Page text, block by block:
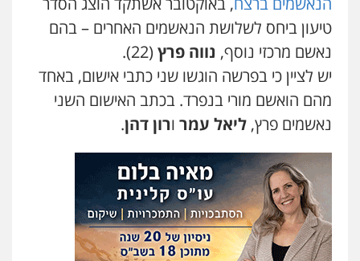
עו"ד אילן אלימלך
תעבורה
0522992110
עו"ד שאדי נאטור
פלילי פשיעה חמורה מעצרים וחקירות
0509230800
גיל דביר – משרד עורכי דין
פלילי פשיעה כלכלית צווארון לבן
0506217771
טיעון ביחס לשלושת הנאשמים האחרים – בהם
נאשם מרכזי נוסף, נווה פרץ (22).
יש לציין כי בפרשה הוגשו שני כתבי אישום, באחד
מהם הואשם מורי בנפרד. בכתב האישום השני
נאשמים פרץ, ליאל עמר ורון דהן.